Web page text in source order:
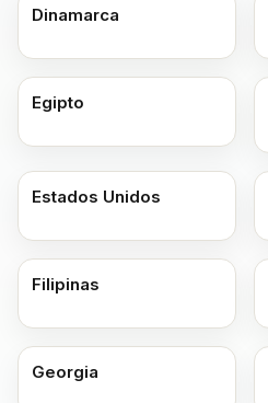
Dinamarca
Egipto
Estados Unidos
Filipinas
Georgia